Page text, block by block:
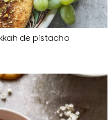
de pistacho